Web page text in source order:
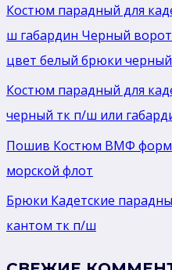
Костюм парадный для
ш габардин Черный
цвет белый брюки
Костюм парадный для
черный тк п/ш или
Пошив Костюм ВМФ
морской флот
Брюки Кадетские
кантом тк п/ш